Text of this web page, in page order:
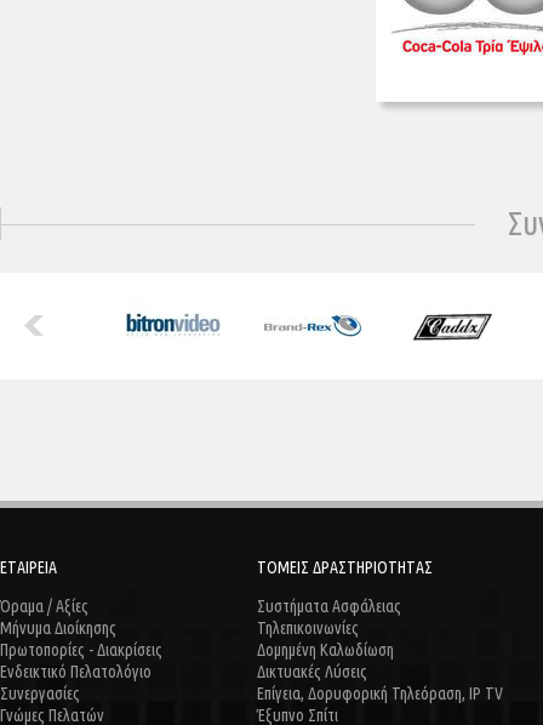
ΕΤΑΙΡΕΙΑ
Όραμα / Αξίες
Μήνυμα Διοίκησης
Πρωτοπορίες - Διακρίσεις
Ενδεικτικό Πελατολόγιο
Συνεργασίες
Γνώμες Πελατών
ΤΟΜΕΙΣ ΔΡΑΣΤΗΡΙΟΤΗΤΑΣ
Συστήματα Ασφάλειας
Τηλεπικοινωνίες
Δομημένη Καλωδίωση
Δικτυακές Λύσεις
Επίγεια, Δορυφορική Τηλεόραση, IP TV
Έξυπνο Σπίτι